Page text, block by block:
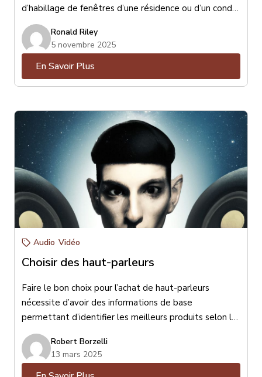
d’habillage de fenêtres d’une résidence ou d’un condo.
Surtout depuis l’entrée en vigueur de la loi canadienne
de 2022 qui oblige les fabricants de toiles à rouleaux
d’éliminer toute chaînette ou corde apparente afin
d’éviter des accidents et des risques d’étranglements
protégeant ainsi les enfants et même certains
Ronald Riley
5 novembre 2025
En Savoir Plus
Audio Vidéo
Choisir des haut-parleurs
Faire le bon choix pour l’achat de haut-parleurs
nécessite d’avoir des informations de base
permettant d’identifier les meilleurs produits selon le
format de votre lieu d’écoute, vos goûts musicaux,
l’esthétisme désiré et votre budget. Pour faire le bon
choix il est essentiel de bien connaître vos goûts afin
Robert Borzelli
13 mars 2025